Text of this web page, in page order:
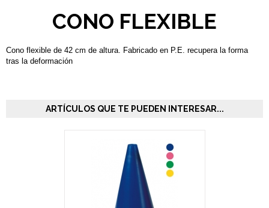
CONO FLEXIBLE
Cono flexible de 42 cm de altura. Fabricado en P.E. recupera la forma
tras la deformación
ARTÍCULOS QUE TE PUEDEN INTERESAR...